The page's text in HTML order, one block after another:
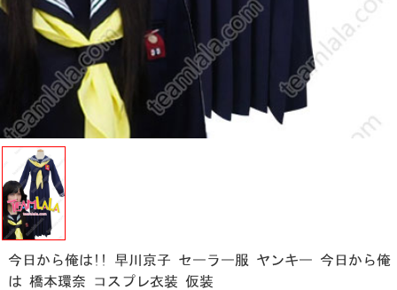
今日から俺は!! 早川京子 セーラー服 ヤンキー 今日から俺
は 橋本環奈 コスプレ衣装 仮装